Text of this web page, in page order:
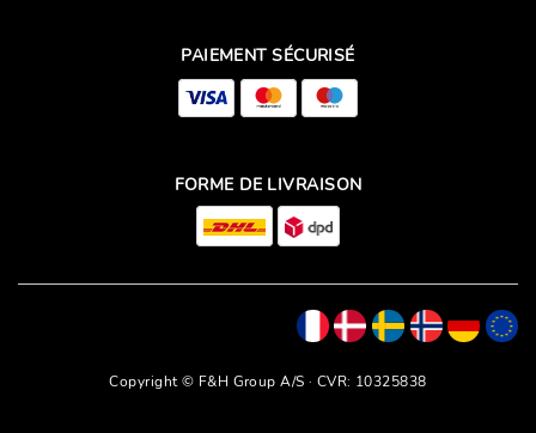
PAIEMENT SÉCURISÉ
FORME DE LIVRAISON
Copyright © F&H Group A/S · CVR: 10325838